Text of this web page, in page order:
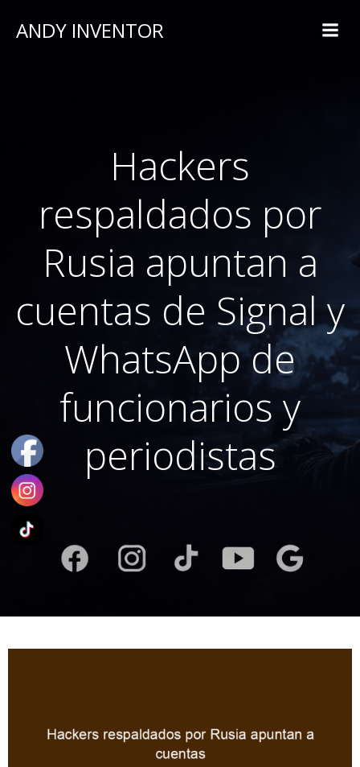
ANDY INVENTOR
Hackers
respaldados por
Rusia apuntan a
cuentas de Signal y
WhatsApp de
funcionarios y
periodistas